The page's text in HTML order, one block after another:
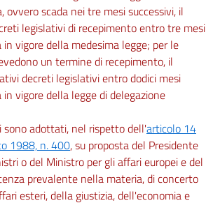
ovvero scada nei tre mesi successivi, il
legislativi di recepimento entro tre mesi
vigore della medesima legge; per le
un termine di recepimento, il
decreti legislativi entro dodici mesi
vigore della legge di delegazione
sono adottati, nel rispetto dell'articolo 14
1988, n. 400, su proposta del Presidente
o del Ministro per gli affari europei e del
prevalente nella materia, di concerto
esteri, della giustizia, dell'economia e